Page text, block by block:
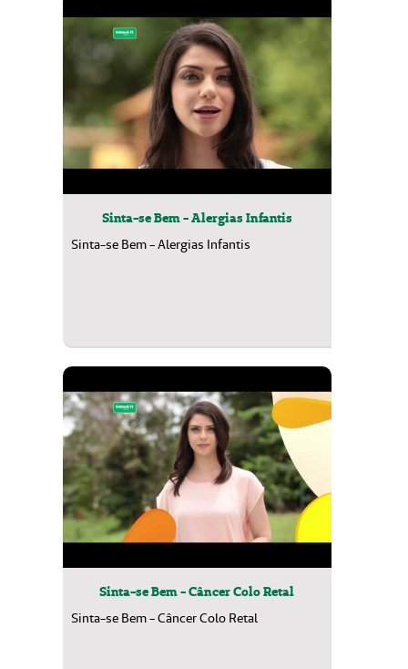
Sinta-se Bem - Alergias Infantis
Sinta-se Bem - Alergias Infantis
Sinta-se Bem - Câncer Colo Retal
Sinta-se Bem - Câncer Colo Retal